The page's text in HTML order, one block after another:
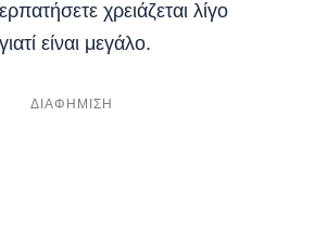
χρειάζεται λίγο
είναι μεγάλο.